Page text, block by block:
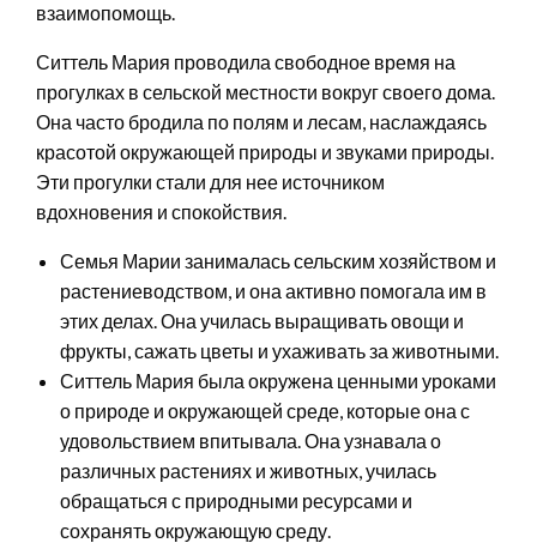
взаимопомощь.
Ситтель Мария проводила свободное время на
прогулках в сельской местности вокруг своего дома.
Она часто бродила по полям и лесам, наслаждаясь
красотой окружающей природы и звуками природы.
Эти прогулки стали для нее источником
вдохновения и спокойствия.
Семья Марии занималась сельским хозяйством и
растениеводством, и она активно помогала им в
этих делах. Она училась выращивать овощи и
фрукты, сажать цветы и ухаживать за животными.
Ситтель Мария была окружена ценными уроками
о природе и окружающей среде, которые она с
удовольствием впитывала. Она узнавала о
различных растениях и животных, училась
обращаться с природными ресурсами и
сохранять окружающую среду.